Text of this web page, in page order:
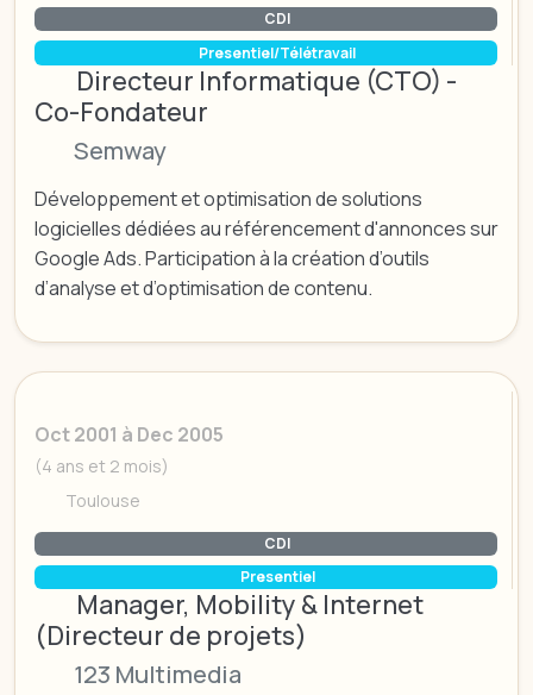
CDI
Presentiel/Télétravail
Directeur Informatique (CTO) -
Co-Fondateur
Semway
Développement et optimisation de solutions
logicielles dédiées au référencement d'annonces sur
Google Ads. Participation à la création d’outils
d’analyse et d’optimisation de contenu.
Oct 2001 à Dec 2005
(4 ans et 2 mois)
Toulouse
CDI
Presentiel
Manager, Mobility & Internet
(Directeur de projets)
123 Multimedia